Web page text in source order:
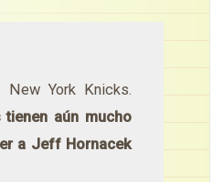
York Knicks.
tienen aún mucho
a Jeff Hornacek